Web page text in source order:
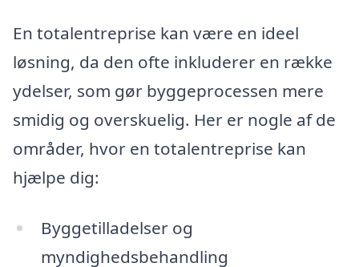
En totalentreprise kan være en ideel
løsning, da den ofte inkluderer en række
ydelser, som gør byggeprocessen mere
smidig og overskuelig. Her er nogle af de
områder, hvor en totalentreprise kan
hjælpe dig:
Byggetilladelser og
myndighedsbehandling